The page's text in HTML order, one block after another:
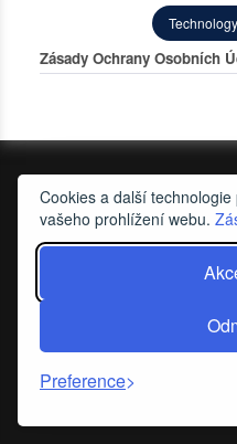
Cookies a další
vašeho prohlížení webu.
Preference
Zásady Ochrany Osobních